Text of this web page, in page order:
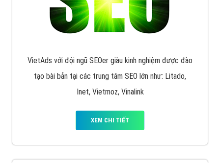
VietAds với đội ngũ SEOer giàu kinh nghiệm được đào
tạo bài bản tại các trung tâm SEO lớn như: Litado,
Inet, Vietmoz, Vinalink
XEM CHI TIẾT